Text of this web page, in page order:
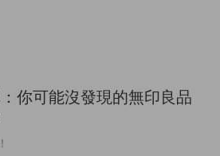
你可能沒發現的無印良品